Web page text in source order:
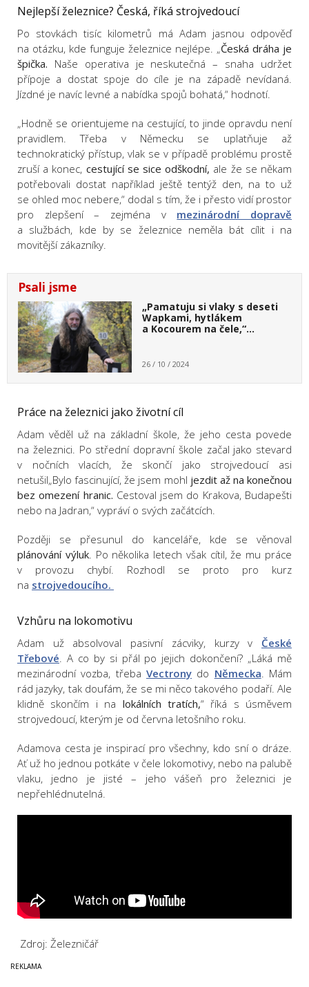
Nejlepší železnice? Česká, říká strojvedoucí
Po stovkách tisíc kilometrů má Adam jasnou odpověď
na otázku, kde funguje železnice nejlépe. „Česká dráha je
špička. Naše operativa je neskutečná – snaha udržet
přípoje a dostat spoje do cíle je na západě nevídaná.
Jízdné je navíc levné a nabídka spojů bohatá,“ hodnotí.
„Hodně se orientujeme na cestující, to jinde opravdu není
pravidlem. Třeba v Německu se uplatňuje až
technokratický přístup, vlak se v případě problému prostě
zruší a konec, cestující se sice odškodní, ale že se někam
potřebovali dostat například ještě tentýž den, na to už
se ohled moc nebere,“ dodal s tím, že i přesto vidí prostor
pro zlepšení – zejména v mezinárodní dopravě
a službách, kde by se železnice neměla bát cílit i na
movitější zákazníky.
Psali jsme
„Pamatuju si vlaky s deseti
Wapkami, hytlákem
a Kocourem na čele,“…
26 / 10 / 2024
Práce na železnici jako životní cíl
Adam věděl už na základní škole, že jeho cesta povede
na železnici. Po střední dopravní škole začal jako stevard
v nočních vlacích, že skončí jako strojvedoucí asi
netušil„Bylo fascinující, že jsem mohl jezdit až na konečnou
bez omezení hranic. Cestoval jsem do Krakova, Budapešti
nebo na Jadran,“ vypráví o svých začátcích.
Později se přesunul do kanceláře, kde se věnoval
plánování výluk. Po několika letech však cítil, že mu práce
v provozu chybí. Rozhodl se proto pro kurz
na strojvedoucího.
Vzhůru na lokomotivu
Adam už absolvoval pasivní zácviky, kurzy v České
Třebové . A co by si přál po jejich dokončení? „Láká mě
mezinárodní vozba, třeba Vectrony do Německa . Mám
rád jazyky, tak doufám, že se mi něco takového podaří. Ale
klidně skončím i na lokálních tratích,“ říká s úsměvem
strojvedoucí, kterým je od června letošního roku.
Adamova cesta je inspirací pro všechny, kdo sní o dráze.
Ať už ho jednou potkáte v čele lokomotivy, nebo na palubě
vlaku, jedno je jisté – jeho vášeň pro železnici je
nepřehlédnutelná.
Zdroj: Železničář